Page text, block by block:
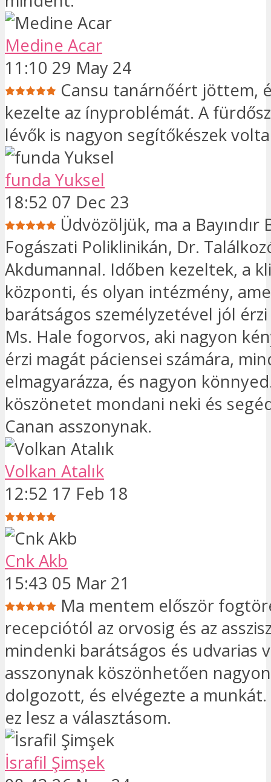
Medine Acar
11:10 29 May 24
Cansu tanárnőért jöttem,
kezelte az ínyproblémát. A
lévők is nagyon segítőkészek
funda Yuksel
18:52 07 Dec 23
Üdvözöljük, ma a Bayındır
Fogászati ​​Poliklinikán, Dr.
Akdumannal. Időben kezeltek, a
központi, és olyan intézmény,
barátságos személyzetével jól
Ms. Hale fogorvos, aki nagyon
érzi magát páciensei számára,
elmagyarázza, és nagyon
köszönetet mondani neki és
Canan asszonynak.
Volkan Atalık
12:52 17 Feb 18
Cnk Akb
15:43 05 Mar 21
Ma mentem először
recepciótól az orvosig és az
mindenki barátságos és udvarias
asszonynak köszönhetően
dolgozott, és elvégezte a
ez lesz a választásom.
İsrafil Şimşek